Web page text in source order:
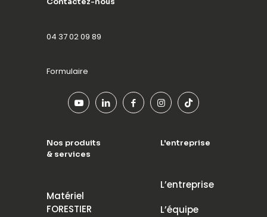
04 37 02 09 89
Formulaire
Nos produits
& services
Matériel
FORESTIER
L'entreprise
L’entreprise
L’équipe